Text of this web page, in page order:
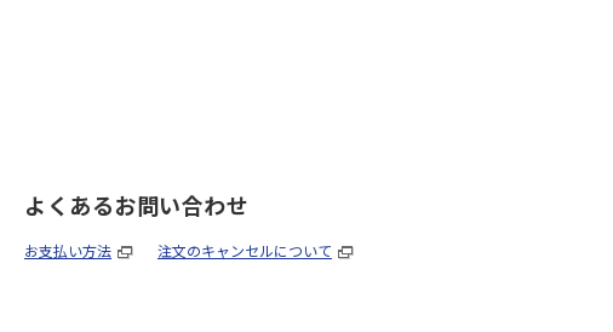
よくあるお問い合わせ
お支払い方法 注文のキャンセルについて